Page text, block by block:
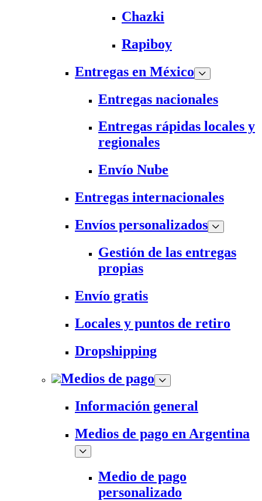
Chazki
Rapiboy
Entregas en México
Entregas nacionales
Entregas rápidas locales y
regionales
Envío Nube
Entregas internacionales
Envíos personalizados
Gestión de las entregas
propias
Envío gratis
Locales y puntos de retiro
Dropshipping
Medios de pago
Información general
Medios de pago en Argentina
Medio de pago
personalizado